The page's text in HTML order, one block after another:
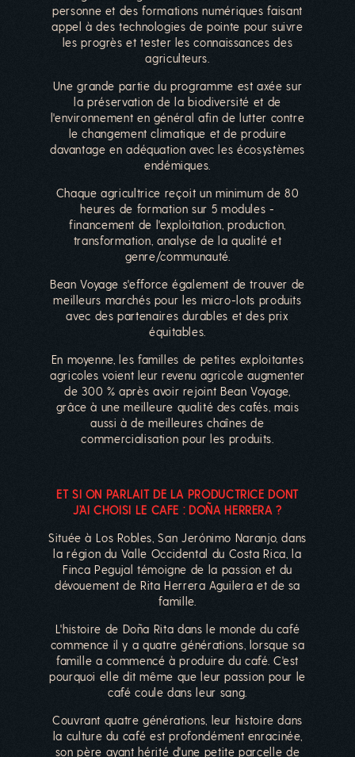
personne et des formations numériques faisant
appel à des technologies de pointe pour suivre
les progrès et tester les connaissances des
agriculteurs.
Une grande partie du programme est axée sur
la préservation de la biodiversité et de
l'environnement en général afin de lutter contre
le changement climatique et de produire
davantage en adéquation avec les écosystèmes
endémiques.
Chaque agricultrice reçoit un minimum de 80
heures de formation sur 5 modules -
financement de l'exploitation, production,
transformation, analyse de la qualité et
genre/communauté.
Bean Voyage s'efforce également de trouver de
meilleurs marchés pour les micro-lots produits
avec des partenaires durables et des prix
équitables.
En moyenne, les familles de petites exploitantes
agricoles voient leur revenu agricole augmenter
de 300 % après avoir rejoint Bean Voyage,
grâce à une meilleure qualité des cafés, mais
aussi à de meilleures chaînes de
commercialisation pour les produits.
ET SI ON PARLAIT DE LA PRODUCTRICE DONT
J’AI CHOISI LE CAFE : DOÑA HERRERA ?
Située à Los Robles, San Jerónimo Naranjo, dans
la région du Valle Occidental du Costa Rica, la
Finca Pegujal témoigne de la passion et du
dévouement de Rita Herrera Aguilera et de sa
famille.
L'histoire de Doña Rita dans le monde du café
commence il y a quatre générations, lorsque sa
famille a commencé à produire du café. C'est
pourquoi elle dit même que leur passion pour le
café coule dans leur sang.
Couvrant quatre générations, leur histoire dans
la culture du café est profondément enracinée,
son père ayant hérité d'une petite parcelle de